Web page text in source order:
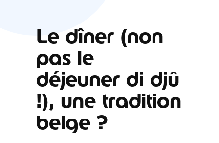
Le dîner (non
pas le
déjeuner di djû
!), une tradition
belge ?